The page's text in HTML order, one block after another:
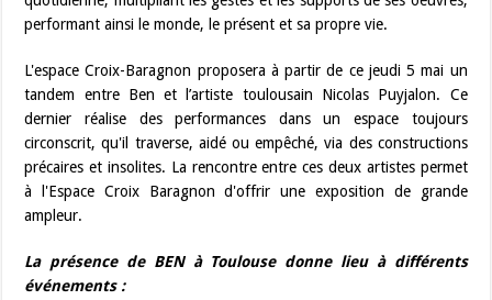
performant ainsi le monde, le présent et sa propre vie.
L'espace Croix-Baragnon proposera à partir de ce jeudi 5 mai un
tandem entre Ben et l’artiste toulousain Nicolas Puyjalon. Ce
dernier réalise des performances dans un espace toujours
circonscrit, qu'il traverse, aidé ou empêché, via des constructions
précaires et insolites. La rencontre entre ces deux artistes permet
à l'Espace Croix Baragnon d'offrir une exposition de grande
ampleur.
La présence de BEN à Toulouse donne lieu à différents
événements :